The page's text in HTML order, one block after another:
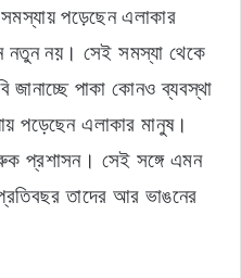
পড়েছেন এলাকার
নতুন নয়। সেই সমস্যা থেকে
জানাচ্ছে পাকা কোনও ব্যবস্থা
পড়েছেন এলাকার মানুষ।
প্রশাসন। সেই সঙ্গে এমন
তাদের আর ভাঙনের